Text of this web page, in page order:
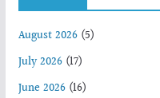
August 2026(5)
July 2026(17)
June 2026(16)